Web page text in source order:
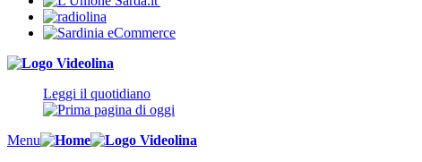
Leggi il quotidiano
Menu